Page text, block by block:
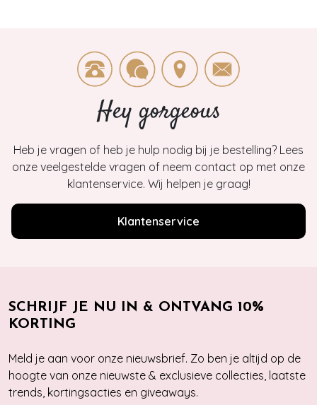
Hey gorgeous
Heb je vragen of heb je hulp nodig bij je bestelling? Lees
onze veelgestelde vragen of neem contact op met onze
klantenservice. Wij helpen je graag!
Klantenservice
SCHRIJF JE NU IN & ONTVANG 10%
KORTING
Meld je aan voor onze nieuwsbrief. Zo ben je altijd op de
hoogte van onze nieuwste & exclusieve collecties, laatste
trends, kortingsacties en giveaways.